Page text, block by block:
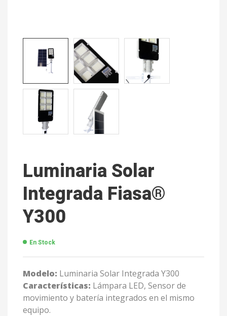
Luminaria Solar
Integrada Fiasa®
Y300
En Stock
Modelo: Luminaria Solar Integrada Y300
Características: Lámpara LED, Sensor de
movimiento y batería integrados en el mismo
equipo.